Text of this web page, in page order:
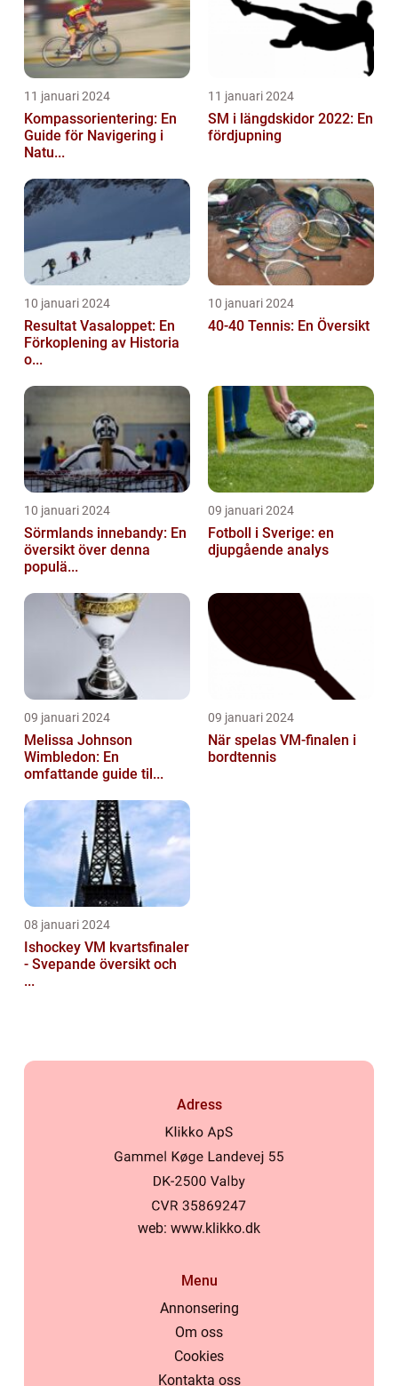
11 januari 2024
Kompassorientering: En
Guide för Navigering i
Natu...
11 januari 2024
SM i längdskidor 2022: En
fördjupning
10 januari 2024
Resultat Vasaloppet: En
Förkoplening av Historia
o...
10 januari 2024
40-40 Tennis: En Översikt
10 januari 2024
Sörmlands innebandy: En
översikt över denna
populä...
09 januari 2024
Fotboll i Sverige: en
djupgående analys
09 januari 2024
Melissa Johnson
Wimbledon: En
omfattande guide til...
09 januari 2024
När spelas VM-finalen i
bordtennis
08 januari 2024
Ishockey VM kvartsfinaler
- Svepande översikt och
...
Adress
web: www.klikko.dk
Menu
Annonsering
Om oss
Cookies
Kontakta oss